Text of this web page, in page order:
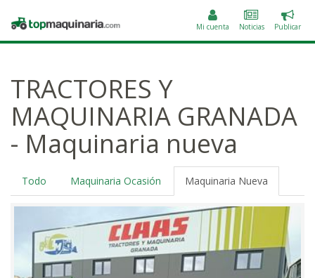
Topmaquinaria.com Mi cuenta Noticias
un
Publicar
TRACTORES Y
MAQUINARIA GRANADA
- Maquinaria nueva
Todo Maquinaria Ocasión Maquinaria Nueva